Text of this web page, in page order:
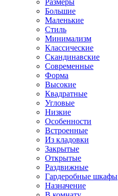
Размеры
Большие
Маленькие
Стиль
Минимализм
Классические
Скандинавские
Современные
Форма
Высокие
Квадратные
Угловые
Низкие
Особенности
Встроенные
Из кладовки
Закрытые
Открытые
Раздвижные
Гардеробные шкафы
Назначение